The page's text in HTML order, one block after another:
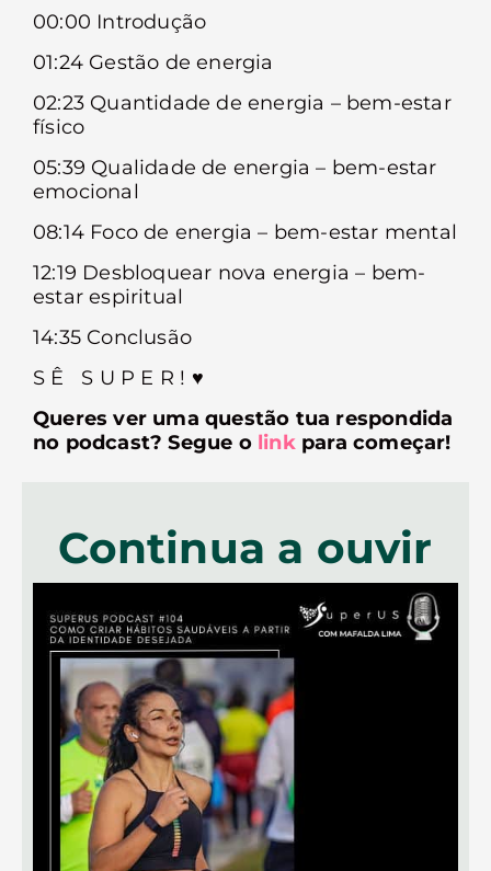
00:00 Introdução
01:24 Gestão de energia
02:23 Quantidade de energia – bem-estar
físico
05:39 Qualidade de energia – bem-estar
emocional
08:14 Foco de energia – bem-estar mental
12:19 Desbloquear nova energia – bem-
estar espiritual
14:35 Conclusão
S Ê S U P E R ! ♥︎
Queres ver uma questão tua respondida
no podcast? Segue olinkpara começar!
Continua a ouvir